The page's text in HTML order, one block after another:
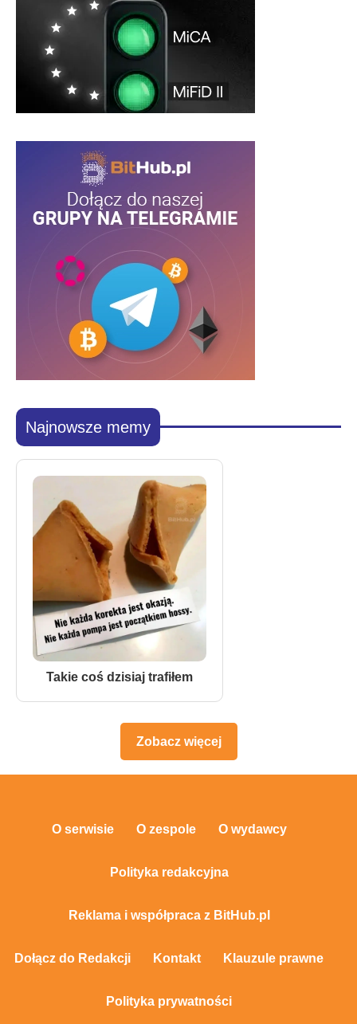
Najnowsze memy
Takie coś dzisiaj trafiłem
Zobacz więcej
O serwisie O zespole O wydawcy
Polityka redakcyjna
Reklama i współpraca z BitHub.pl
Dołącz do Redakcji Kontakt Klauzule prawne
Polityka prywatności